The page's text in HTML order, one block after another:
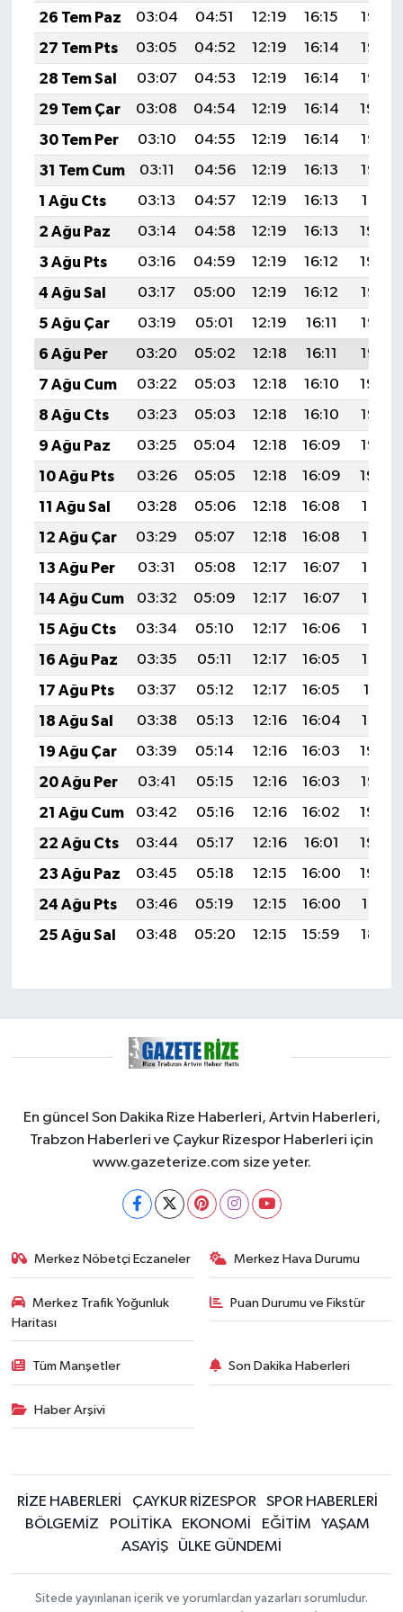
26 Tem Paz
03:04 04:51 12:19 16:15
19:37
27 Tem Pts
03:05 04:52 12:19 16:14
19:36
28 Tem Sal
03:07 04:53 12:19 16:14
19:35
29 Tem Çar
03:08 04:54 12:19 16:14
19:34
30 Tem Per
03:10 04:55 12:19 16:14
19:33
31 Tem Cum
03:11 04:56 12:19 16:13
19:32
1 Ağu Cts
03:13 04:57 12:19 16:13
19:31
2 Ağu Paz
03:14 04:58 12:19 16:13
19:30
3 Ağu Pts
03:16 04:59 12:19 16:12
19:29
4 Ağu Sal
03:17 05:00 12:19 16:12
19:28
5 Ağu Çar
03:19 05:01 12:19 16:11
19:27
6 Ağu Per
03:20 05:02 12:18 16:11
19:25
7 Ağu Cum
03:22 05:03 12:18 16:10
19:24
8 Ağu Cts
03:23 05:03 12:18 16:10
19:23
9 Ağu Paz
03:25 05:04 12:18 16:09
19:22
10 Ağu Pts
03:26 05:05 12:18 16:09
19:20
11 Ağu Sal
03:28 05:06 12:18 16:08
19:19
12 Ağu Çar
03:29 05:07 12:18 16:08
19:18
13 Ağu Per
03:31 05:08 12:17 16:07
19:17
14 Ağu Cum
03:32 05:09 12:17 16:07
19:15
15 Ağu Cts
03:34 05:10 12:17 16:06
19:14
16 Ağu Paz
03:35 05:11 12:17 16:05
19:12
17 Ağu Pts
03:37 05:12 12:17 16:05
19:11
18 Ağu Sal
03:38 05:13 12:16 16:04
19:10
19 Ağu Çar
03:39 05:14 12:16 16:03
19:08
20 Ağu Per
03:41 05:15 12:16 16:03
19:07
21 Ağu Cum
03:42 05:16 12:16 16:02
19:05
22 Ağu Cts
03:44 05:17 12:16 16:01
19:04
23 Ağu Paz
03:45 05:18 12:15 16:00
19:02
24 Ağu Pts
03:46 05:19 12:15 16:00
19:01
25 Ağu Sal
03:48 05:20 12:15 15:59 18:59
En güncel Son Dakika Rize Haberleri, Artvin Haberleri,
Trabzon Haberleri ve Çaykur Rizespor Haberleri için
www.gazeterize.com size yeter.
Merkez Nöbetçi Eczaneler Merkez Hava Durumu
Merkez Trafik Yoğunluk
Haritası
Puan Durumu ve Fikstür
Tüm Manşetler Son Dakika Haberleri
Haber Arşivi
RİZE HABERLERİ ÇAYKUR RİZESPOR
SPOR HABERLERİ
BÖLGEMİZ
POLİTİKA EKONOMİ EĞİTİM
YAŞAM
ASAYİŞ
ÜLKE GÜNDEMİ
Sitede yayınlanan içerik ve yorumlardan yazarları sorumludur.
KÜLTÜR SANAT
MAGAZİN
Otomobil
POLİTİKA
Sağlık
SİYASET
SPOR HABERLERİ
TEKNOLOJİ
Turizm
ÜLKE GÜNDEMİ
YAŞAM
YEREL
Yerel Haberler